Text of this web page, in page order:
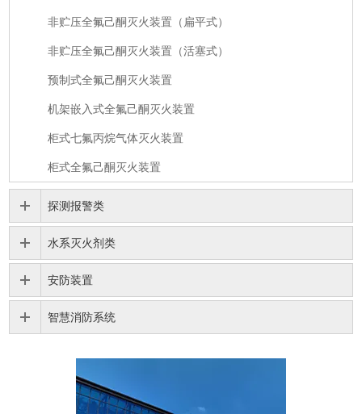
非贮压全氟己酮灭火装置（扁平式）
非贮压全氟己酮灭火装置（活塞式）
预制式全氟己酮灭火装置
机架嵌入式全氟己酮灭火装置
柜式七氟丙烷气体灭火装置
柜式全氟己酮灭火装置
探测报警类
水系灭火剂类
安防装置
智慧消防系统